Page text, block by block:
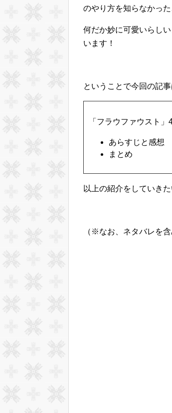
のやり方を知らなかっ
何だか妙に可愛いらし
います！
ということで今回の記
「フラウファウスト
あらすじと感想
まとめ
以上の紹介をしていきた
（※なお、ネタバレを